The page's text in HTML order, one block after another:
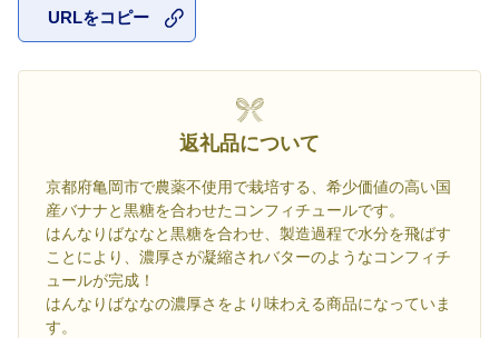
URLをコピー
返礼品について
京都府亀岡市で農薬不使用で栽培する、希少価値の高い国
産バナナと黒糖を合わせたコンフィチュールです。
はんなりばななと黒糖を合わせ、製造過程で水分を飛ばす
ことにより、濃厚さが凝縮されバターのようなコンフィチ
ュールが完成！
はんなりばななの濃厚さをより味わえる商品になっていま
す。